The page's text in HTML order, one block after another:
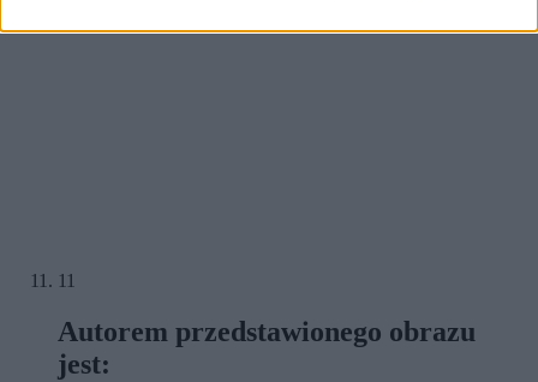
11
Autorem przedstawionego obrazu
jest: